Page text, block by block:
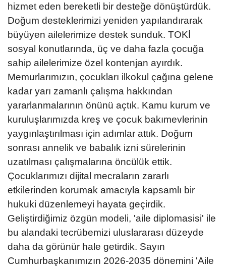
hizmet eden bereketli bir desteğe dönüştürdük.
Doğum desteklerimizi yeniden yapılandırarak
büyüyen ailelerimize destek sunduk. TOKİ
sosyal konutlarında, üç ve daha fazla çocuğa
sahip ailelerimize özel kontenjan ayırdık.
Memurlarımızın, çocukları ilkokul çağına gelene
kadar yarı zamanlı çalışma hakkından
yararlanmalarının önünü açtık. Kamu kurum ve
kuruluşlarımızda kreş ve çocuk bakımevlerinin
yaygınlaştırılması için adımlar attık. Doğum
sonrası annelik ve babalık izni sürelerinin
uzatılması çalışmalarına öncülük ettik.
Çocuklarımızı dijital mecraların zararlı
etkilerinden korumak amacıyla kapsamlı bir
hukuki düzenlemeyi hayata geçirdik.
Geliştirdiğimiz özgün modeli, 'aile diplomasisi' ile
bu alandaki tecrübemizi uluslararası düzeyde
daha da görünür hale getirdik. Sayın
Cumhurbaşkanımızın 2026-2035 dönemini 'Aile